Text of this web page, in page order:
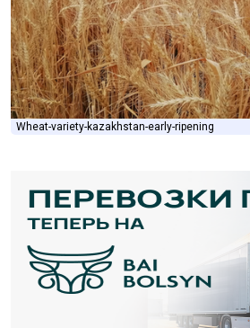
Wheat-variety-kazakhstan-early-ripening